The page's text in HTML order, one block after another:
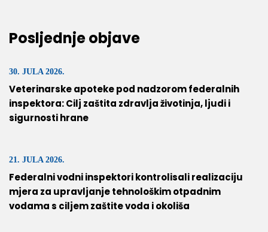
Posljednje objave
30. JULA 2026.
Veterinarske apoteke pod nadzorom federalnih
inspektora: Cilj zaštita zdravlja životinja, ljudi i
sigurnosti hrane
21. JULA 2026.
Federalni vodni inspektori kontrolisali realizaciju
mjera za upravljanje tehnološkim otpadnim
vodama s ciljem zaštite voda i okoliša